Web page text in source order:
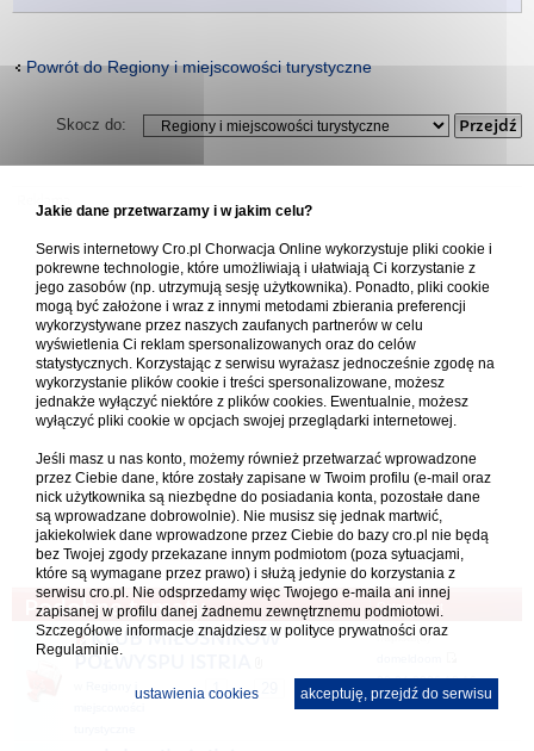
Powrót do Regiony i miejscowości turystyczne
Skocz do:
Podobne tematy Ostatni post
KLUB MIŁOŚNIKÓW
PÓŁWYSPU ISTRIA
1 ... 30 31
napisał(a)
22.04.2026 10:16
Jakie dane przetwarzamy i w jakim celu?
Serwis internetowy Cro.pl Chorwacja Online wykorzystuje pliki cookie i
pokrewne technologie, które umożliwiają i ułatwiają Ci korzystanie z
jego zasobów (np. utrzymują sesję użytkownika). Ponadto, pliki cookie
mogą być założone i wraz z innymi metodami zbierania preferencji
wykorzystywane przez naszych zaufanych partnerów w celu
wyświetlenia Ci reklam spersonalizowanych oraz do celów
statystycznych. Korzystając z serwisu wyrażasz jednocześnie zgodę na
wykorzystanie plików cookie i treści spersonalizowane, możesz
jednakże wyłączyć niektóre z plików cookies. Ewentualnie, możesz
wyłączyć pliki cookie w opcjach swojej przeglądarki internetowej.
Jeśli masz u nas konto, możemy również przetwarzać wprowadzone
przez Ciebie dane, które zostały zapisane w Twoim profilu (e-mail oraz
nick użytkownika są niezbędne do posiadania konta, pozostałe dane
są wprowadzane dobrowolnie). Nie musisz się jednak martwić,
jakiekolwiek dane wprowadzone przez Ciebie do bazy cro.pl nie będą
bez Twojej zgody przekazane innym podmiotom (poza sytuacjami,
które są wymagane przez prawo) i służą jedynie do korzystania z
serwisu cro.pl. Nie odsprzedamy więc Twojego e-maila ani innej
zapisanej w profilu danej żadnemu zewnętrznemu podmiotowi.
Szczegółowe informacje znajdziesz w polityce prywatności oraz
Regulaminie.
akceptuję, przejdź do serwisu
ustawienia cookies